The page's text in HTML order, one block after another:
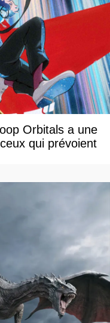
Orbitals a une
qui prévoient